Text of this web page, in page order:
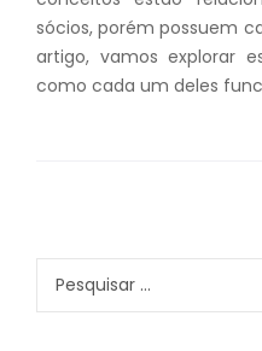
sócios, porém possuem
artigo, vamos explorar
como cada um deles